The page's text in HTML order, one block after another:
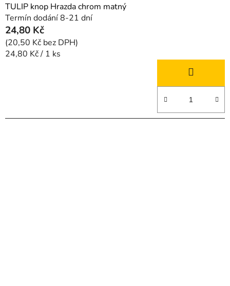
TULIP knop Hrazda chrom matný
Termín dodání 8-21 dní
24,80 Kč
(20,50 Kč bez DPH)
Měrná
24,80 Kč / 1 ks